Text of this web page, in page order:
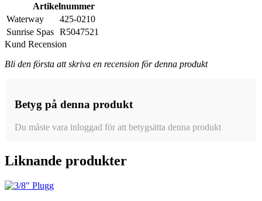
Artikelnummer
Waterway
425-0210
Sunrise Spas R5047521
Kund Recension
Bli den första att skriva en recension för denna produkt
Betyg på denna produkt
Du måste vara inloggad för att betygsätta denna produkt
Liknande produkter